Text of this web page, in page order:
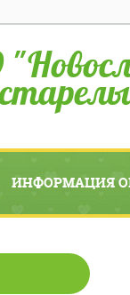
ИНФОРМАЦИЯ